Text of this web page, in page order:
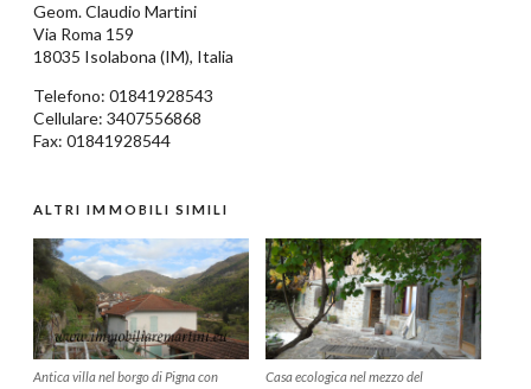
Geom.Claudio Martini
Via Roma 159
18035 Isolabona (IM), Italia
Telefono: 01841928543
Cellulare: 3407556868
Fax: 01841928544
ALTRI IMMOBILI SIMILI
Antica villa nel borgo di Pigna con
Casa ecologica nel mezzo del